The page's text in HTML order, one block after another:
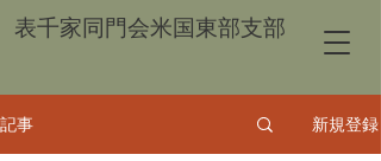
表千家同門会米国東部支部
記事 新規登録